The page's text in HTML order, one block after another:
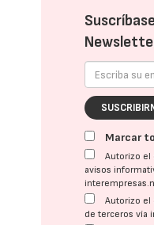
Marcar
Autorizo
avisos
Autorizo el
de terceros vía